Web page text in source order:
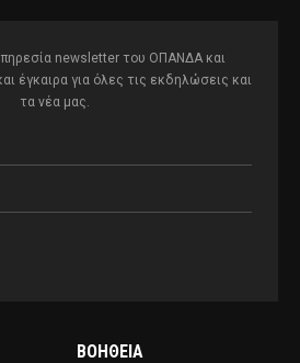
newsletter του ΟΠΑΝΔΑ και
έγκαιρα για όλες τις εκδηλώσεις και
τα νέα μας.
ΒΟΉΘΕΙΑ